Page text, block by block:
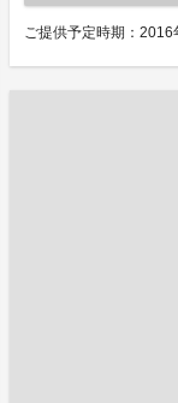
ご提供予定時期：2016